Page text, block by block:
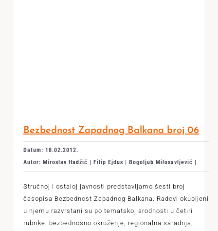
Bezbednost Zapadnog Balkana broj 06
Datum: 18.02.2012.
Autor: Miroslav Hadžić | Filip Ejdus | Bogoljub Milosavljević |
Stručnoj i ostaloj javnosti predstavljamo šesti broj
časopisa Bezbednost Zapadnog Balkana. Radovi okupljeni
u njemu razvrstani su po tematskoj srodnosti u četiri
rubrike: bezbednosno okruženje, regionalna saradnja,